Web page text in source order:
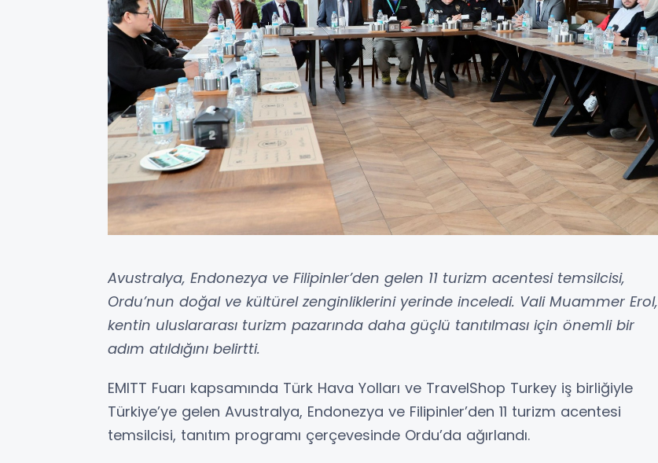
Avustralya, Endonezya ve Filipinler’den gelen 11 turizm acentesi temsilcisi,
Ordu’nun doğal ve kültürel zenginliklerini yerinde inceledi. Vali Muammer Erol,
kentin uluslararası turizm pazarında daha güçlü tanıtılması için önemli bir
adım atıldığını belirtti.
EMITT Fuarı kapsamında Türk Hava Yolları ve TravelShop Turkey iş birliğiyle
Türkiye’ye gelen Avustralya, Endonezya ve Filipinler’den 11 turizm acentesi
temsilcisi, tanıtım programı çerçevesinde Ordu’da ağırlandı.